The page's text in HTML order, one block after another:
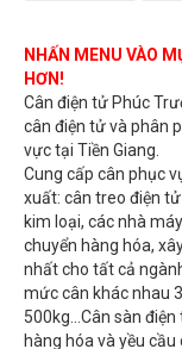
NHẤN MENU VÀO
HƠN!
Cân điện tử Phúc
cân điện tử và phân
vực tại Tiền Giang.
Cung cấp cân phục
xuất: cân treo điện
kim loại, các nhà
chuyển hàng hóa,
nhất cho tất cả
mức cân khác nhau
500kg...Cân sàn
hàng hóa và yều